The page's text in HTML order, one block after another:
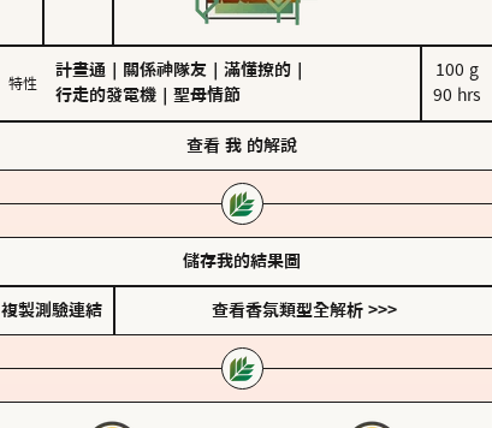
特性
計畫通 關係神隊友 滿懂撩的
行走的發電機
聖母情節
100 g
90 hrs
查看 我 的解說
儲存我的結果圖
複製測驗連結 查看香氛類型全解析 >>>